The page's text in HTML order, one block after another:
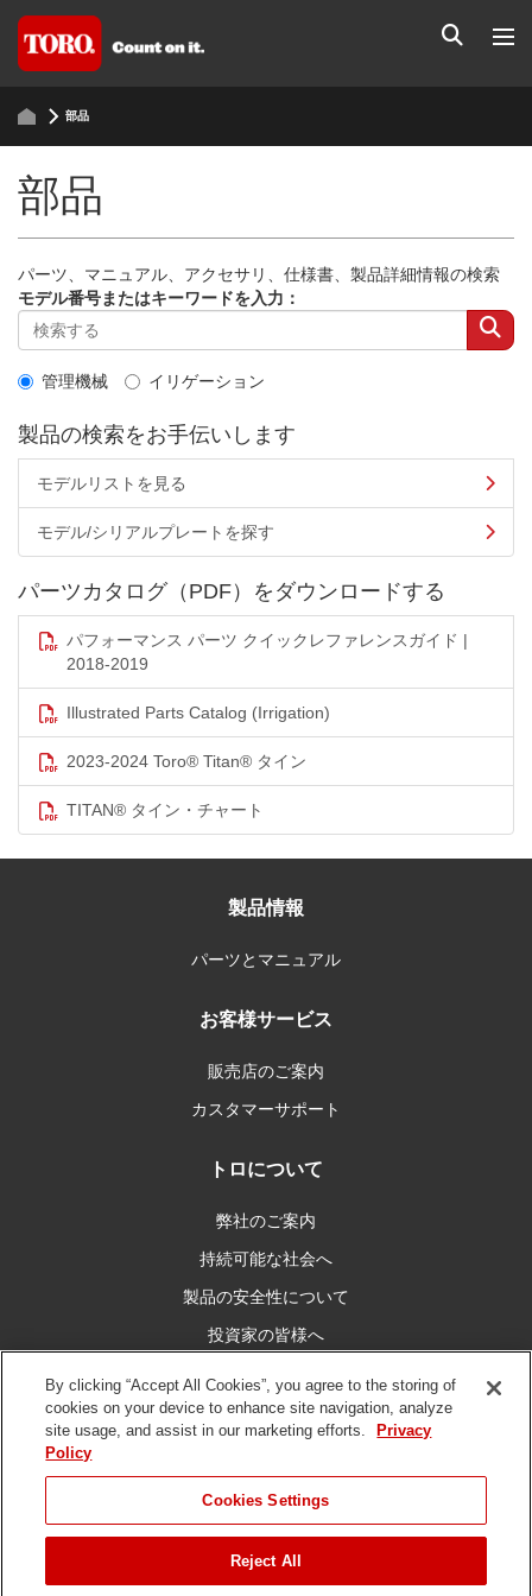
部品
部品
パーツ、マニュアル、アクセサリ、仕様書、製品詳細情報の検索
モデル番号またはキーワードを入力：
管理機械 イリゲーション
製品の検索をお手伝いします
モデルリストを見る
モデル/シリアルプレートを探す
パーツカタログ（PDF）をダウンロードする
パフォーマンス パーツ クイックレファレンスガイド |
2018-2019
Illustrated Parts Catalog (Irrigation)
2023-2024 Toro® Titan® タイン
TITAN® タイン・チャート
製品情報
パーツとマニュアル
お客様サービス
販売店のご案内
カスタマーサポート
トロについて
弊社のご案内
持続可能な社会へ
製品の安全性について
投資家の皆様へ
私たちとつなぐ
ご利用条件 プライバシーポリシー DMCA/コピーライトポリシー
By clicking “Accept All Cookies”, you agree to the storing of
cookies on your device to enhance site navigation, analyze
site usage, and assist in our marketing efforts.
Privacy
Policy
Cookies Settings
Reject All